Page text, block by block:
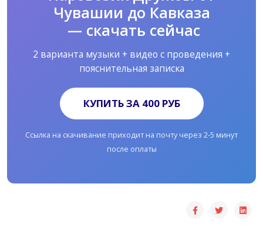
Чувашии до Кавказа
— скачать сейчас
2 варианта музыки + видео с проведения +
пояснительная записка
КУПИТЬ ЗА 400 РУБ
Ссылка на скачивание приходит на почту через 2-5 минут
после оплаты